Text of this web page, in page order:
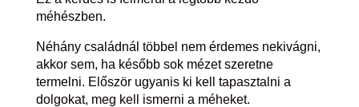
méhészben.
Néhány családnál többel nem érdemes nekivágni,
akkor sem, ha később sok mézet szeretne
termelni. Először ugyanis ki kell tapasztalni a
dolgokat, meg kell ismerni a méheket.